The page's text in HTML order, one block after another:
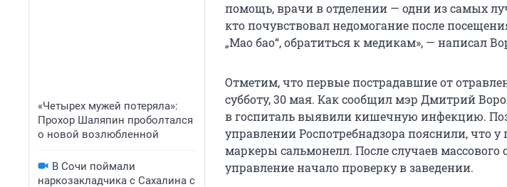
«Четырех мужей потеряла»:
Прохор Шаляпин проболтался
о новой возлюбленной
В Сочи поймали
наркозакладчика с Сахалина с
помощь, врачи в отделении — одни из самых
кто почувствовал недомогание после
„Мао бао“, обратиться к медикам», — написал
Отметим, что первые пострадавшие от
субботу, 30 мая. Как сообщил мэр Дмитрий
в госпиталь выявили кишечную инфекцию.
управлении Роспотребнадзора пояснили, что
маркеры сальмонелл. После случаев массового
управление начало проверку в заведении.